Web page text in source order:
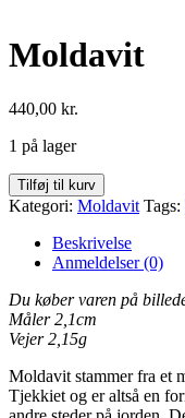
Moldavit
440,00 kr.
1 på lager
Moldavit
antal
Tilføj til kurv
Kategori: Moldavit Tags:
Beskrivelse
Anmeldelser (0)
Du køber varen på
Måler 2,1cm
Vejer 2,15g
Moldavit stammer fra et
Tjekkiet og er altså en